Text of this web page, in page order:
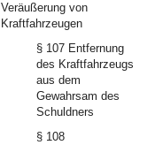
Veräußerung von
Kraftfahrzeugen
§ 107 Entfernung
des Kraftfahrzeugs
aus dem
Gewahrsam des
Schuldners
§ 108